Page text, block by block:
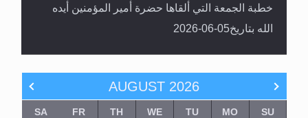
خطبة الجمعة التي ألقاها حضرة أمير المؤمنين أيده
الله بتاريخ05-06-2026
AUGUST 2026
SU
MO
TU
WE
TH
FR
SA